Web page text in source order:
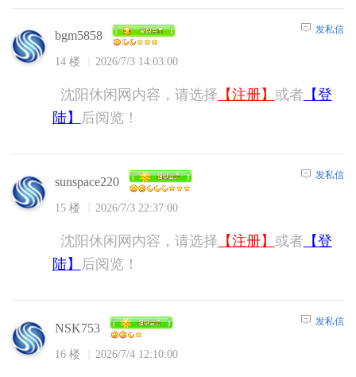
bgm5858
14 楼 2026/7/3 14:03:00
发私信
沈阳休闲网内容，请选择 【注册】 或者 【登
陆】
后阅览！
sunspace220
15 楼 2026/7/3 22:37:00
发私信
沈阳休闲网内容，请选择 【注册】 或者 【登
陆】
后阅览！
NSK753
16 楼 2026/7/4 12:10:00
发私信